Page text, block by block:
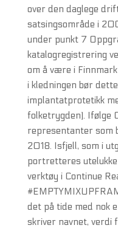
over den daglege
satsingsområde i
under punkt 7
katalogregistrering
om å være i
i kledningen bør
implantatprotetikk
folketrygden). Ifølge
representanter som
2018. Isfjell, som i
portretteres
verktøy i Continue
det på tide med nok
skriver navnet,